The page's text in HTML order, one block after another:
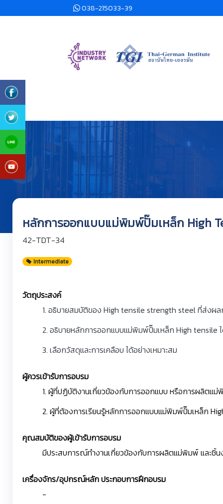
038-215033-39
หลักการออกแบบแม่พิมพ์ปั๊มเหล็ก High
42-TDT-34
Intermediate
วัตถุประสงค์
1. อธิบายสมบัติของ High tensile strength steel ที่ส่งผล
2. อธิบายหลักการออกแบบแม่พิมพ์ปั๊มเหล็ก High tensile
3. เลือกวัสดุและการเคลือบ ได้อย่างเหมาะสม
ผู้ควรเข้ารับการอบรม
1. ผู้ที่ปฏิบัติงานเกี่ยวข้องกับการออกแบบ หรือการผลิตแม่
2. ผู้ที่ต้องการเรียนรู้หลักการออกแบบแม่พิมพ์ปั๊มเหล็ก
คุณสมบัติของผู้เข้ารับการอบรม
มีประสบการณ์ทำงานเกี่ยวข้องกับการผลิตแม่พิมพ์ และชิ้น
เครื่องจักร/อุปกรณ์หลัก ประกอบการฝึกอบรม
-